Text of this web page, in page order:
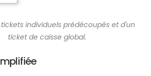
individuels prédécoupés et d'un
ticket de caisse global.